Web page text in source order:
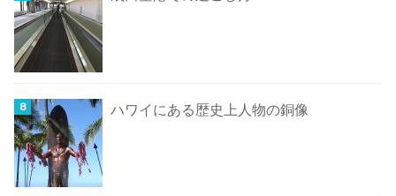
ハワイにある歴史上人物の銅像